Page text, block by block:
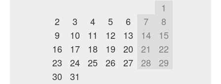
1
2
3 4 5 6 7
8
9
10 11 12 13 14
15
16
17 18 19 20 21
22
23
24 25 26 27 28
29
30
31